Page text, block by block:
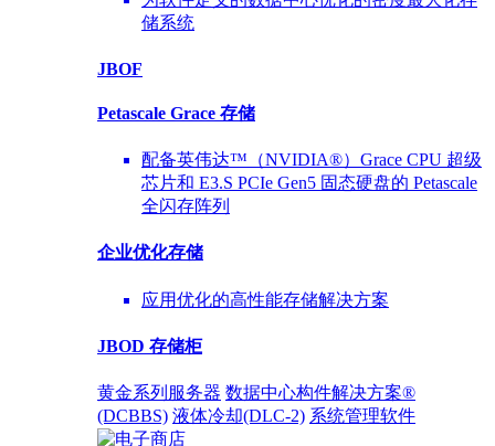
储系统
JBOF
Petascale Grace 存储
配备英伟达™（NVIDIA®）Grace CPU 超级
芯片和 E3.S PCIe Gen5 固态硬盘的 Petascale
全闪存阵列
企业优化存储
应用优化的高性能存储解决方案
JBOD 存储柜
黄金系列服务器 数据中心构件解决方案®
(DCBBS) 液体冷却(DLC-2) 系统管理软件